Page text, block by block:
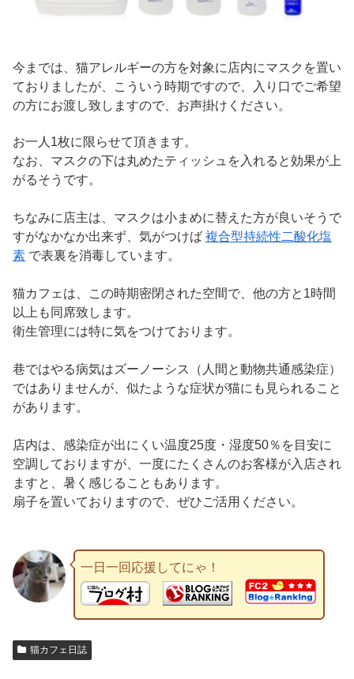
今までは、猫アレルギーの方を対象に店内にマスクを置い
ておりましたが、こういう時期ですので、入り口でご希望
の方にお渡し致しますので、お声掛けください。
お一人1枚に限らせて頂きます。
なお、マスクの下は丸めたティッシュを入れると効果が上
がるそうです。
ちなみに店主は、マスクは小まめに替えた方が良いそうで
すがなかなか出来ず、気がつけば 複合型持続性二酸化塩
素 で表裏を消毒しています。
猫カフェは、この時期密閉された空間で、他の方と1時間
以上も同席致します。
衛生管理には特に気をつけております。
巷ではやる病気はズーノーシス（人間と動物共通感染症）
ではありませんが、似たような症状が猫にも見られること
があります。
店内は、感染症が出にくい温度25度・湿度50％を目安に
空調しておりますが、一度にたくさんのお客様が入店され
ますと、暑く感じることもあります。
扇子を置いておりますので、ぜひご活用ください。
一日一回応援してにゃ！
猫カフェ日誌